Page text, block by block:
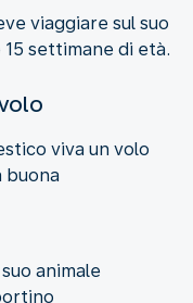
viaggiare sul suo
settimane di età.
viva un volo
buona
animale